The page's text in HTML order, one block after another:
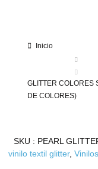
Inicio
GLITTER COLORES
DE COLORES)
SKU : PEARL
vinilo textil glitter,Vinilos